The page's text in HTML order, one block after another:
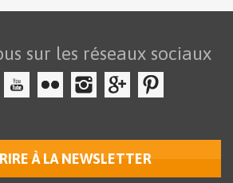
sur les réseaux sociaux
À LA NEWSLETTER